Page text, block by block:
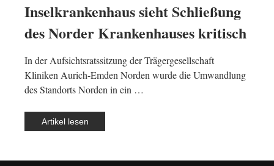
Inselkrankenhaus sieht Schließung
des Norder Krankenhauses kritisch
In der Aufsichtsratssitzung der Trägergesellschaft
Kliniken Aurich-Emden Norden wurde die Umwandlung
des Standorts Norden in ein …
Artikel lesen